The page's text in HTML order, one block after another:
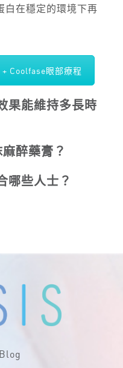
白在穩定的環境下再
Coolfase眼部療程
果能維持多長時
醉藥膏？
哪些人士？
Blog